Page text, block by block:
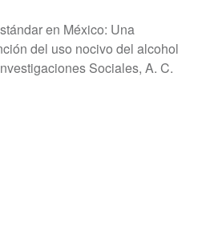
en México: Una
del uso nocivo del alcohol
Sociales, A. C.